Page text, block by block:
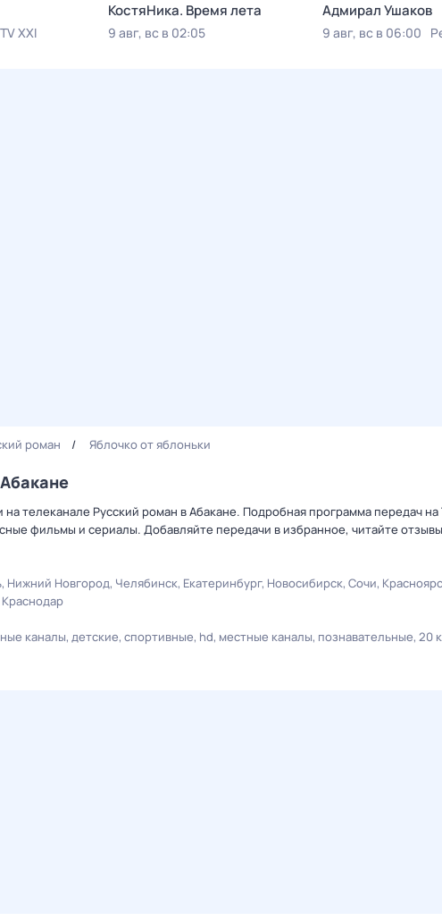
TV XXI
КостяНика. Время лета
9 авг, вс в 02:05
Адмирал Ушаков
9 авг, вс в 06:00
роман Яблочко от яблоньки
телеканале Русский роман в Абакане. Подробная программа передач на
фильмы и сериалы. Добавляйте передачи в избранное, читайте отзывы
Нижний Новгород Челябинск Екатеринбург Новосибирск Сочи
Краснодар
каналы детские спортивные hd местные каналы познавательные 20